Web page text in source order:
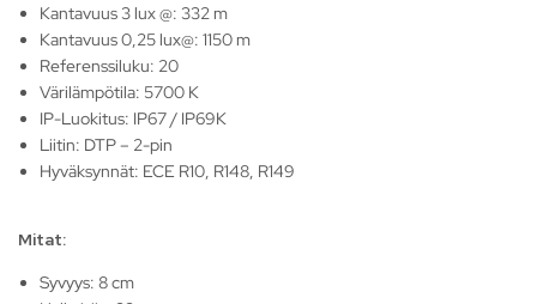
Kantavuus 3 lux @: 332 m
Kantavuus 0,25 lux@: 1150 m
Referenssiluku: 20
Värilämpötila: 5700 K
IP-Luokitus: IP67 / IP69K
Liitin: DTP – 2-pin
Hyväksynnät: ECE R10, R148, R149
Mitat:
Syvyys: 8 cm